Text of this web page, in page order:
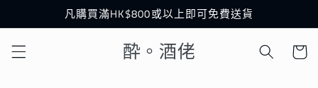
凡購買滿HK$800或以上即可免費送貨
酔。酒佬
物